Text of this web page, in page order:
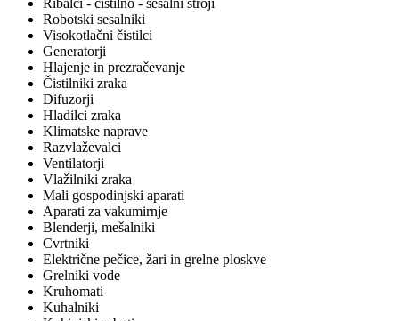
Ribalci - čistilno - sesalni stroji
Robotski sesalniki
Visokotlačni čistilci
Generatorji
Hlajenje in prezračevanje
Čistilniki zraka
Difuzorji
Hladilci zraka
Klimatske naprave
Razvlaževalci
Ventilatorji
Vlažilniki zraka
Mali gospodinjski aparati
Aparati za vakumirnje
Blenderji, mešalniki
Cvrtniki
Električne pečice, žari in grelne ploskve
Grelniki vode
Kruhomati
Kuhalniki